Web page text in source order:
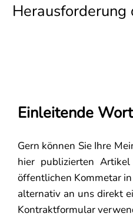
Einleitende
Gern können Sie Ihre
hier publizierten
öffentlichen Kommetar
alternativ an uns direkt
Kontraktformular